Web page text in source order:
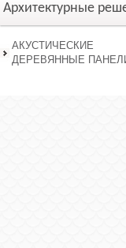
Архитектурные
АКУСТИЧЕСКИЕ
ДЕРЕВЯННЫЕ